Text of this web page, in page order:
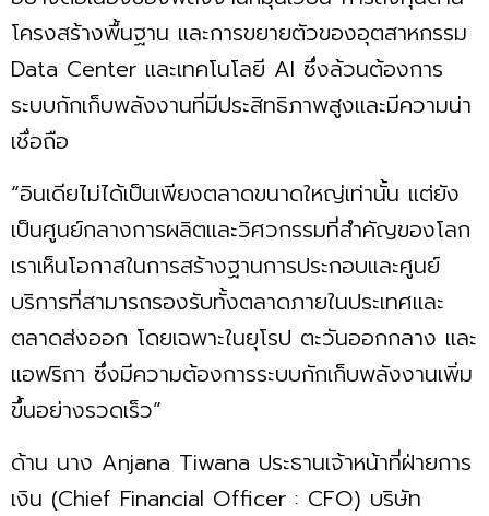
โครงสร้างพื้นฐาน และการขยายตัวของอุตสาหกรรม
Data Center และเทคโนโลยี AI ซึ่งล้วนต้องการ
ระบบกักเก็บพลังงานที่มีประสิทธิภาพสูงและมีความน่า
เชื่อถือ
“อินเดียไม่ได้เป็นเพียงตลาดขนาดใหญ่เท่านั้น แต่ยัง
เป็นศูนย์กลางการผลิตและวิศวกรรมที่สำคัญของโลก
เราเห็นโอกาสในการสร้างฐานการประกอบและศูนย์
บริการที่สามารถรองรับทั้งตลาดภายในประเทศและ
ตลาดส่งออก โดยเฉพาะในยุโรป ตะวันออกกลาง และ
แอฟริกา ซึ่งมีความต้องการระบบกักเก็บพลังงานเพิ่ม
ขึ้นอย่างรวดเร็ว”
ด้าน นาง Anjana Tiwana ประธานเจ้าหน้าที่ฝ่ายการ
เงิน (Chief Financial Officer : CFO) บริษัท